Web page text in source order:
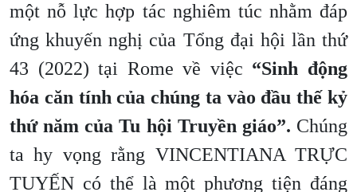
một nỗ lực hợp tác nghiêm túc nhằm đáp
ứng khuyến nghị của Tổng đại hội lần thứ
43 (2022) tại Rome về việc “Sinh động
hóa căn tính của chúng ta vào đầu thế kỷ
thứ năm của Tu hội Truyền giáo”. Chúng
ta hy vọng rằng VINCENTIANA TRỰC
TUYẾN có thể là một phương tiện đáng